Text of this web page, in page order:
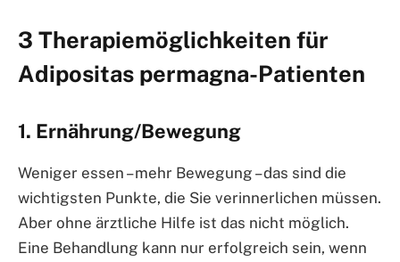
3 Therapiemöglichkeiten für
Adipositas permagna-Patienten
1. Ernährung/Bewegung
Weniger essen – mehr Bewegung – das sind die
wichtigsten Punkte, die Sie verinnerlichen müssen.
Aber ohne ärztliche Hilfe ist das nicht möglich.
Eine Behandlung kann nur erfolgreich sein, wenn